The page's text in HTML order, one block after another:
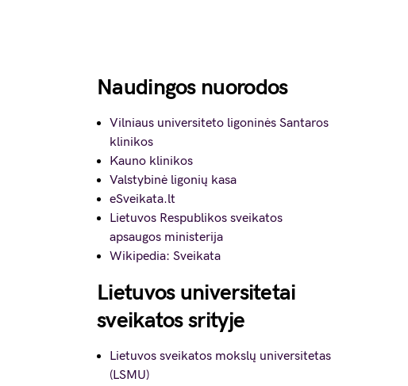
Naudingos nuorodos
Vilniaus universiteto ligoninės Santaros
klinikos
Kauno klinikos
Valstybinė ligonių kasa
eSveikata.lt
Lietuvos Respublikos sveikatos
apsaugos ministerija
Wikipedia: Sveikata
Lietuvos universitetai
sveikatos srityje
Lietuvos sveikatos mokslų universitetas
(LSMU)